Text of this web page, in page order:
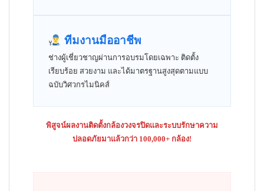
ทีมงานมืออาชีพ
ช่างผู้เชี่ยวชาญผ่านการอบรมโดยเฉพาะ ติดตั้ง
เรียบร้อย สวยงาม และได้มาตรฐานสูงสุดตามแบบ
ฉบับวิศวกรไมนิคส์
พิสูจน์ผลงานติดตั้งกล้องวงจรปิดและระบบรักษาความ
ปลอดภัยมาแล้วกว่า 100,000+ กล้อง!